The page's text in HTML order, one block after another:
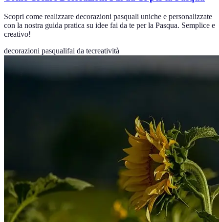
Scopri come realizzare decorazioni pasquali uniche e personalizzate
con la nostra guida pratica su idee fai da te per la Pasqua. Semplice e
creativo!
decorazioni pasqualifai da tecreatività